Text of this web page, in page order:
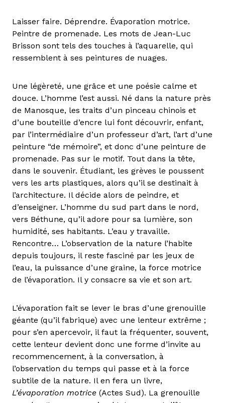
Laisser faire. Déprendre. Évaporation motrice.
Peintre de promenade. Les mots de Jean-Luc
Brisson sont tels des touches à l’aquarelle, qui
ressemblent à ses peintures de nuages.
Une légèreté, une grâce et une poésie calme et
douce. L’homme l’est aussi. Né dans la nature près
de Manosque, les traits d’un pinceau chinois et
d’une bouteille d’encre lui font découvrir, enfant,
par l’intermédiaire d’un professeur d’art, l’art d’une
peinture “de mémoire”, et donc d’une peinture de
promenade. Pas sur le motif. Tout dans la tête,
dans le souvenir. Étudiant, les grèves le poussent
vers les arts plastiques, alors qu’il se destinait à
l’architecture. Il décide alors de peindre, et
d’enseigner. L’homme du sud part dans le nord,
vers Béthune, qu’il adore pour sa lumière, son
humidité, ses habitants. L’eau y travaille.
Rencontre… L’observation de la nature l’habite
depuis toujours, il reste fasciné par les jeux de
l’eau, la puissance d’une graine, la force motrice
de l’évaporation. Il y consacre sa vie et son art.
L’évaporation fait se lever le bras d’une grenouille
géante (qu’il fabrique) avec une lenteur extrême ;
pour s’en apercevoir, il faut la fréquenter, souvent,
cette lenteur devient donc une forme d’invite au
recommencement, à la conversation, à
l’observation du temps qui passe et à la force
subtile de la nature. Il en fera un livre,
L’évaporation motrice (Actes Sud). La grenouille